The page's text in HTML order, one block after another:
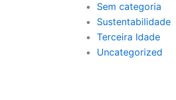
Sem categoria
Sustentabilidade
Terceira Idade
Uncategorized